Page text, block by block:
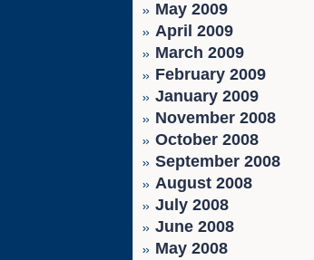
May 2009
April 2009
March 2009
February 2009
January 2009
November 2008
October 2008
September 2008
August 2008
July 2008
June 2008
May 2008